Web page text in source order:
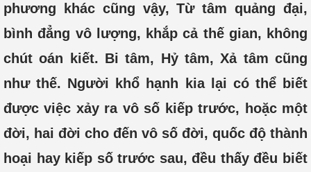
phương khác cũng vậy, Từ tâm quảng đại,
bình đẳng vô lượng, khắp cả thế gian, không
chút oán kiết. Bi tâm, Hỷ tâm, Xả tâm cũng
như thế. Người khổ hạnh kia lại có thể biết
được việc xảy ra vô số kiếp trước, hoặc một
đời, hai đời cho đến vô số đời, quốc độ thành
hoại hay kiếp số trước sau, đều thấy đều biết